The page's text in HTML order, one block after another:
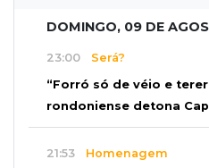
DOMINGO, 09 DE
23:00 Será?
“Forró só de véio e
rondoniense detona
21:53 Homenagem